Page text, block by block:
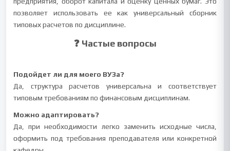
позволяет использовать ее как универсальный сборник
типовых расчетов по дисциплине.
❓ Частые вопросы
Подойдет ли для моего ВУЗа?
Да, структура расчетов универсальна и соответствует
типовым требованиям по финансовым дисциплинам.
Можно адаптировать?
Да, при необходимости легко заменить исходные числа,
оформить под требования преподавателя или конкретной